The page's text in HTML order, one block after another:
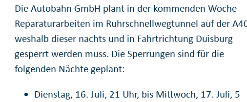
Die Autobahn GmbH plant in der kommenden Woche
Reparaturarbeiten im Ruhrschnellwegtunnel auf der
weshalb dieser nachts und in Fahrtrichtung Duisburg
gesperrt werden muss. Die Sperrungen sind für die
folgenden Nächte geplant:
Dienstag, 16. Juli, 21 Uhr, bis Mittwoch, 17. Juli, 5